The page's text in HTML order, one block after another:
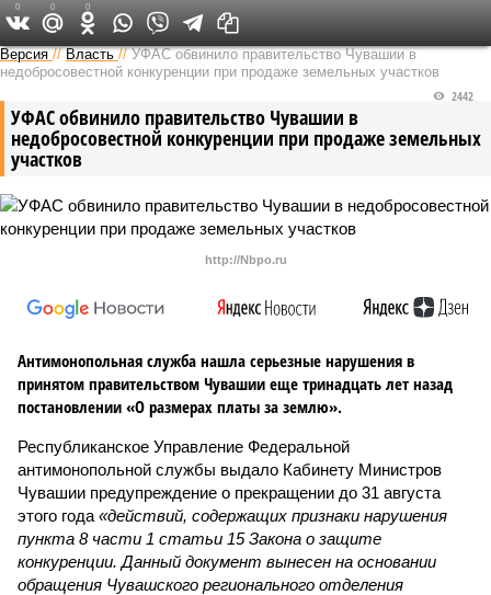
Версия в Чувашии
Версия //Власть //УФАС обвинило правительство Чувашии в
недобросовестной конкуренции при продаже земельных участков
УФАС обвинило правительство Чувашии в
недобросовестной конкуренции при продаже земельных
участков
2442
http://Nbpo.ru
Антимонопольная служба нашла серьезные нарушения в
принятом правительством Чувашии еще тринадцать лет назад
постановлении «О размерах платы за землю».
Республиканское Управление Федеральной
антимонопольной службы выдало Кабинету Министров
Чувашии предупреждение о прекращении до 31 августа
этого года «действий, содержащих признаки нарушения
пункта 8 части 1 статьи 15 Закона о защите
конкуренции. Данный документ вынесен на основании
обращения Чувашского регионального отделения
0 0 0